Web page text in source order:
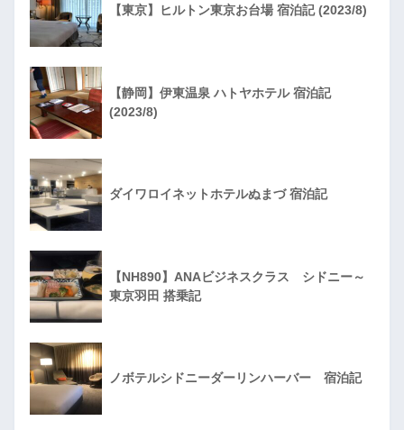
【東京】ヒルトン東京お台場 宿泊記 (2023/8)
【静岡】伊東温泉 ハトヤホテル 宿泊記
(2023/8)
ダイワロイネットホテルぬまづ 宿泊記
【NH890】ANAビジネスクラス シドニー～
東京羽田 搭乗記
ノボテルシドニーダーリンハーバー 宿泊記